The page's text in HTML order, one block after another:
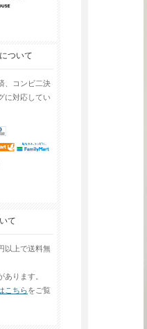
ついて
、コンビ二決
に対応してい
て
以上で送料無
ります。
こちらをご覧